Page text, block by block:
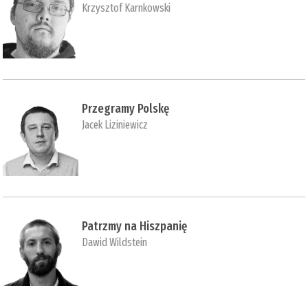
Krzysztof Karnkowski
Przegramy Polskę
Jacek Liziniewicz
Patrzmy na Hiszpanię
Dawid Wildstein